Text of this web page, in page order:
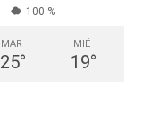
100 %
MAR
25°
MIÉ
19°